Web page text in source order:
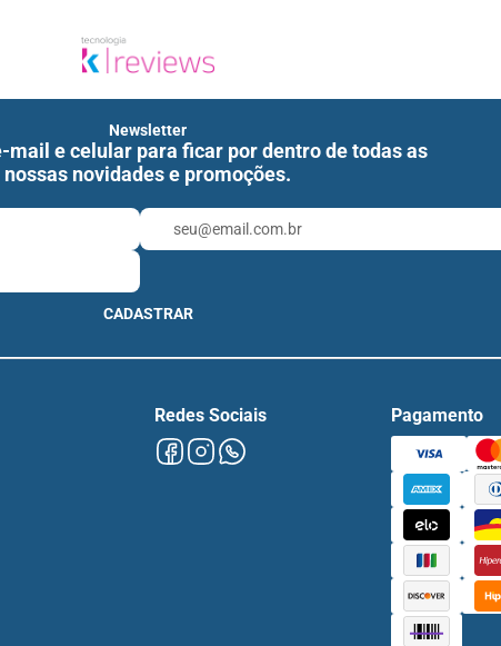
Newsletter
mail e celular para ficar por dentro de todas as
nossas novidades e promoções.
CADASTRAR
Redes Sociais Pagamento